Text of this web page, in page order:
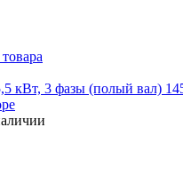
кВт, 3 фазы (полый вал)